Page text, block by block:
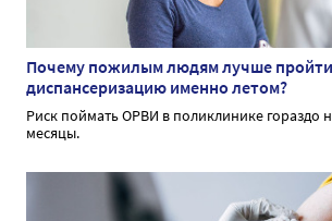
Почему пожилым людям лучше пройти
диспансеризацию именно летом?
Риск поймать ОРВИ в поликлинике гораздо
месяцы.